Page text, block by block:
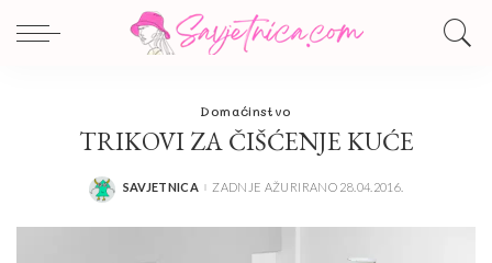
Domaćinstvo
TRIKOVI ZA ČIŠĆENJE KUĆE
POSTED
SAVJETNICA ZADNJE AŽURIRANO 28.04.2016.